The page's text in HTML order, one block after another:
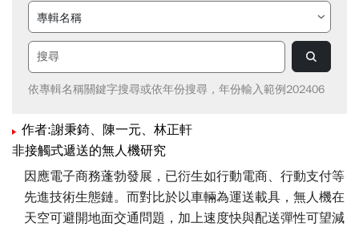
依專輯名稱關鍵字搜尋或依年份搜尋，年份輸入範例202406
作者:謝秉錡、陳一元、林正軒
非接觸式遞送的無人機研究
因應電子商務蓬勃發展，已衍生如行動電商、行動支付等
先進技術生態鏈。而對比於以車輛為運送載具，無人機在
天空可避開地面交通問題，加上速度快與配送彈性可望減